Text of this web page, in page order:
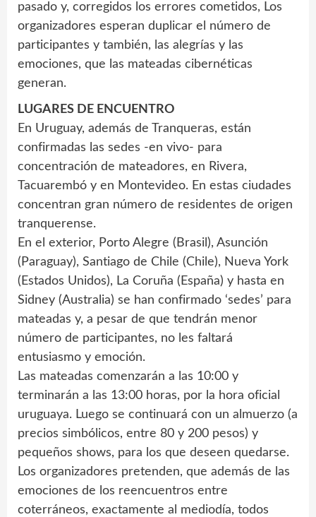
pasado y, corregidos los errores cometidos, Los
organizadores esperan duplicar el número de
participantes y también, las alegrías y las
emociones, que las mateadas cibernéticas
generan.
LUGARES DE ENCUENTRO
En Uruguay, además de Tranqueras, están
confirmadas las sedes -en vivo- para
concentración de mateadores, en Rivera,
Tacuarembó y en Montevideo. En estas ciudades
concentran gran número de residentes de origen
tranquerense.
En el exterior, Porto Alegre (Brasil), Asunción
(Paraguay), Santiago de Chile (Chile), Nueva York
(Estados Unidos), La Coruña (España) y hasta en
Sidney (Australia) se han confirmado ‘sedes’ para
mateadas y, a pesar de que tendrán menor
número de participantes, no les faltará
entusiasmo y emoción.
Las mateadas comenzarán a las 10:00 y
terminarán a las 13:00 horas, por la hora oficial
uruguaya. Luego se continuará con un almuerzo (a
precios simbólicos, entre 80 y 200 pesos) y
pequeños shows, para los que deseen quedarse.
Los organizadores pretenden, que además de las
emociones de los reencuentros entre
coterráneos, exactamente al mediodía, todos